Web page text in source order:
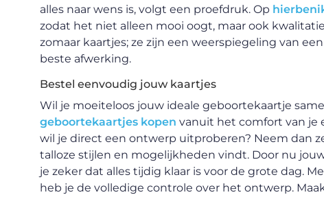
alles naar wens is, volgt een proefdruk. Op
zodat het niet alleen mooi oogt, maar ook
zomaar kaartjes; ze zijn een weerspiegeling van
beste afwerking.
Bestel eenvoudig jouw kaartjes
Wil je moeiteloos jouw ideale geboortekaartje
geboortekaartjes kopen vanuit het comfort van je
wil je direct een ontwerp uitproberen? Neem dan
talloze stijlen en mogelijkheden vindt. Door nu
je zeker dat alles tijdig klaar is voor de grote dag.
heb je de volledige controle over het ontwerp.